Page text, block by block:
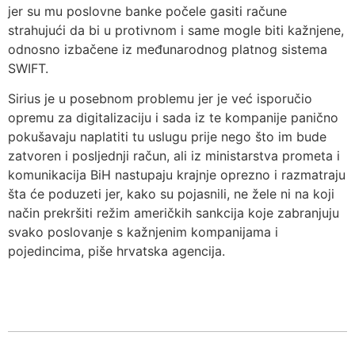
jer su mu poslovne banke počele gasiti račune
strahujući da bi u protivnom i same mogle biti kažnjene,
odnosno izbačene iz međunarodnog platnog sistema
SWIFT.
Sirius je u posebnom problemu jer je već isporučio
opremu za digitalizaciju i sada iz te kompanije panično
pokušavaju naplatiti tu uslugu prije nego što im bude
zatvoren i posljednji račun, ali iz ministarstva prometa i
komunikacija BiH nastupaju krajnje oprezno i razmatraju
šta će poduzeti jer, kako su pojasnili, ne žele ni na koji
način prekršiti režim američkih sankcija koje zabranjuju
svako poslovanje s kažnjenim kompanijama i
pojedincima, piše hrvatska agencija.